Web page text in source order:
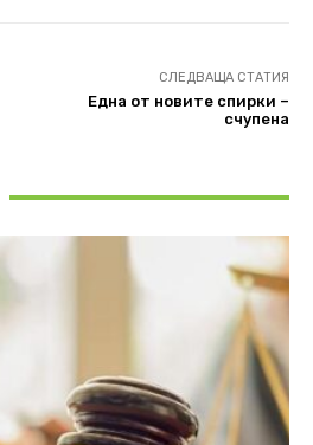
СЛЕДВАЩА СТАТИЯ
Една от новите спирки –
счупена